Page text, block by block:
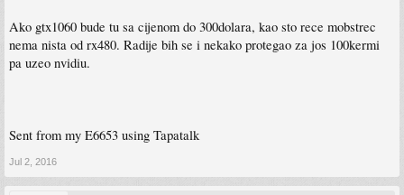
Ako gtx1060 bude tu sa cijenom do 300dolara, kao sto rece mobstrec
nema nista od rx480. Radije bih se i nekako protegao za jos 100kermi
pa uzeo nvidiu.
Sent from my E6653 using Tapatalk
Jul 2, 2016